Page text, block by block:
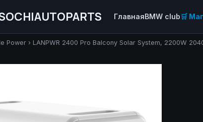
ГлавнаяBMW club🛒
Power › LANPWR 2400 Pro Balcony Solar System, 2200W